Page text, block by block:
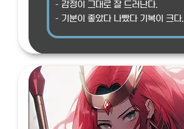
– 감정이 그대로 잘 드러난다.
– 기분이 좋았다 나빴다 기복이 크다.